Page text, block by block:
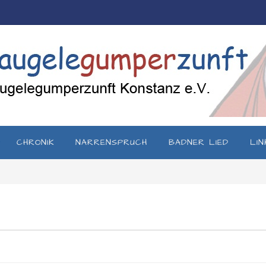
CHRONIK NARRENSPRUCH BADNER LIED